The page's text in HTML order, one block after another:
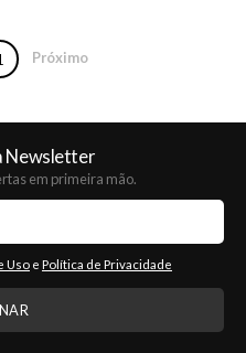
Próximo
Newsletter
em primeira mão.
Uso e Política de Privacidade